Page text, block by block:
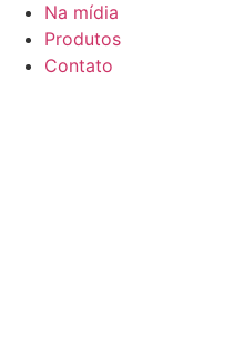
Na mídia
Produtos
Contato